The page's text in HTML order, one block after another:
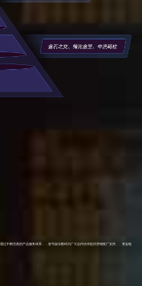
不断完善的产品服务体系，，壹号娱乐数码为广大合作伙伴提供营销推广支持、、资金链